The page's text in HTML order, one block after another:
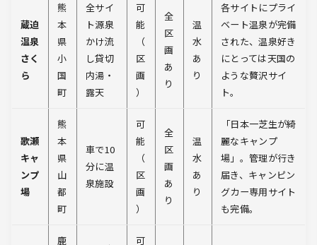
蔵迫
温泉
さく
ら
熊
本
県
小
国
町
全サイ
ト源泉
かけ流
し貸切
内湯・
露天
可
能
（
区
画
）
全
区
画
あ
り
温
水
あ
り
各サイトにプライ
ベート温泉が完備
された、温泉好き
にとっては天国の
ような贅沢サイ
ト。
歌瀬
キャ
ンプ
場
熊
本
県
山
都
町
車で10
分に温
泉施設
可
能
（
区
画
）
全
区
画
あ
り
温
水
あ
り
「日本一芝生が綺
麗なキャンプ
場」。管理が行き
届き、キャンピン
グカー専用サイト
も完備。
鹿 可